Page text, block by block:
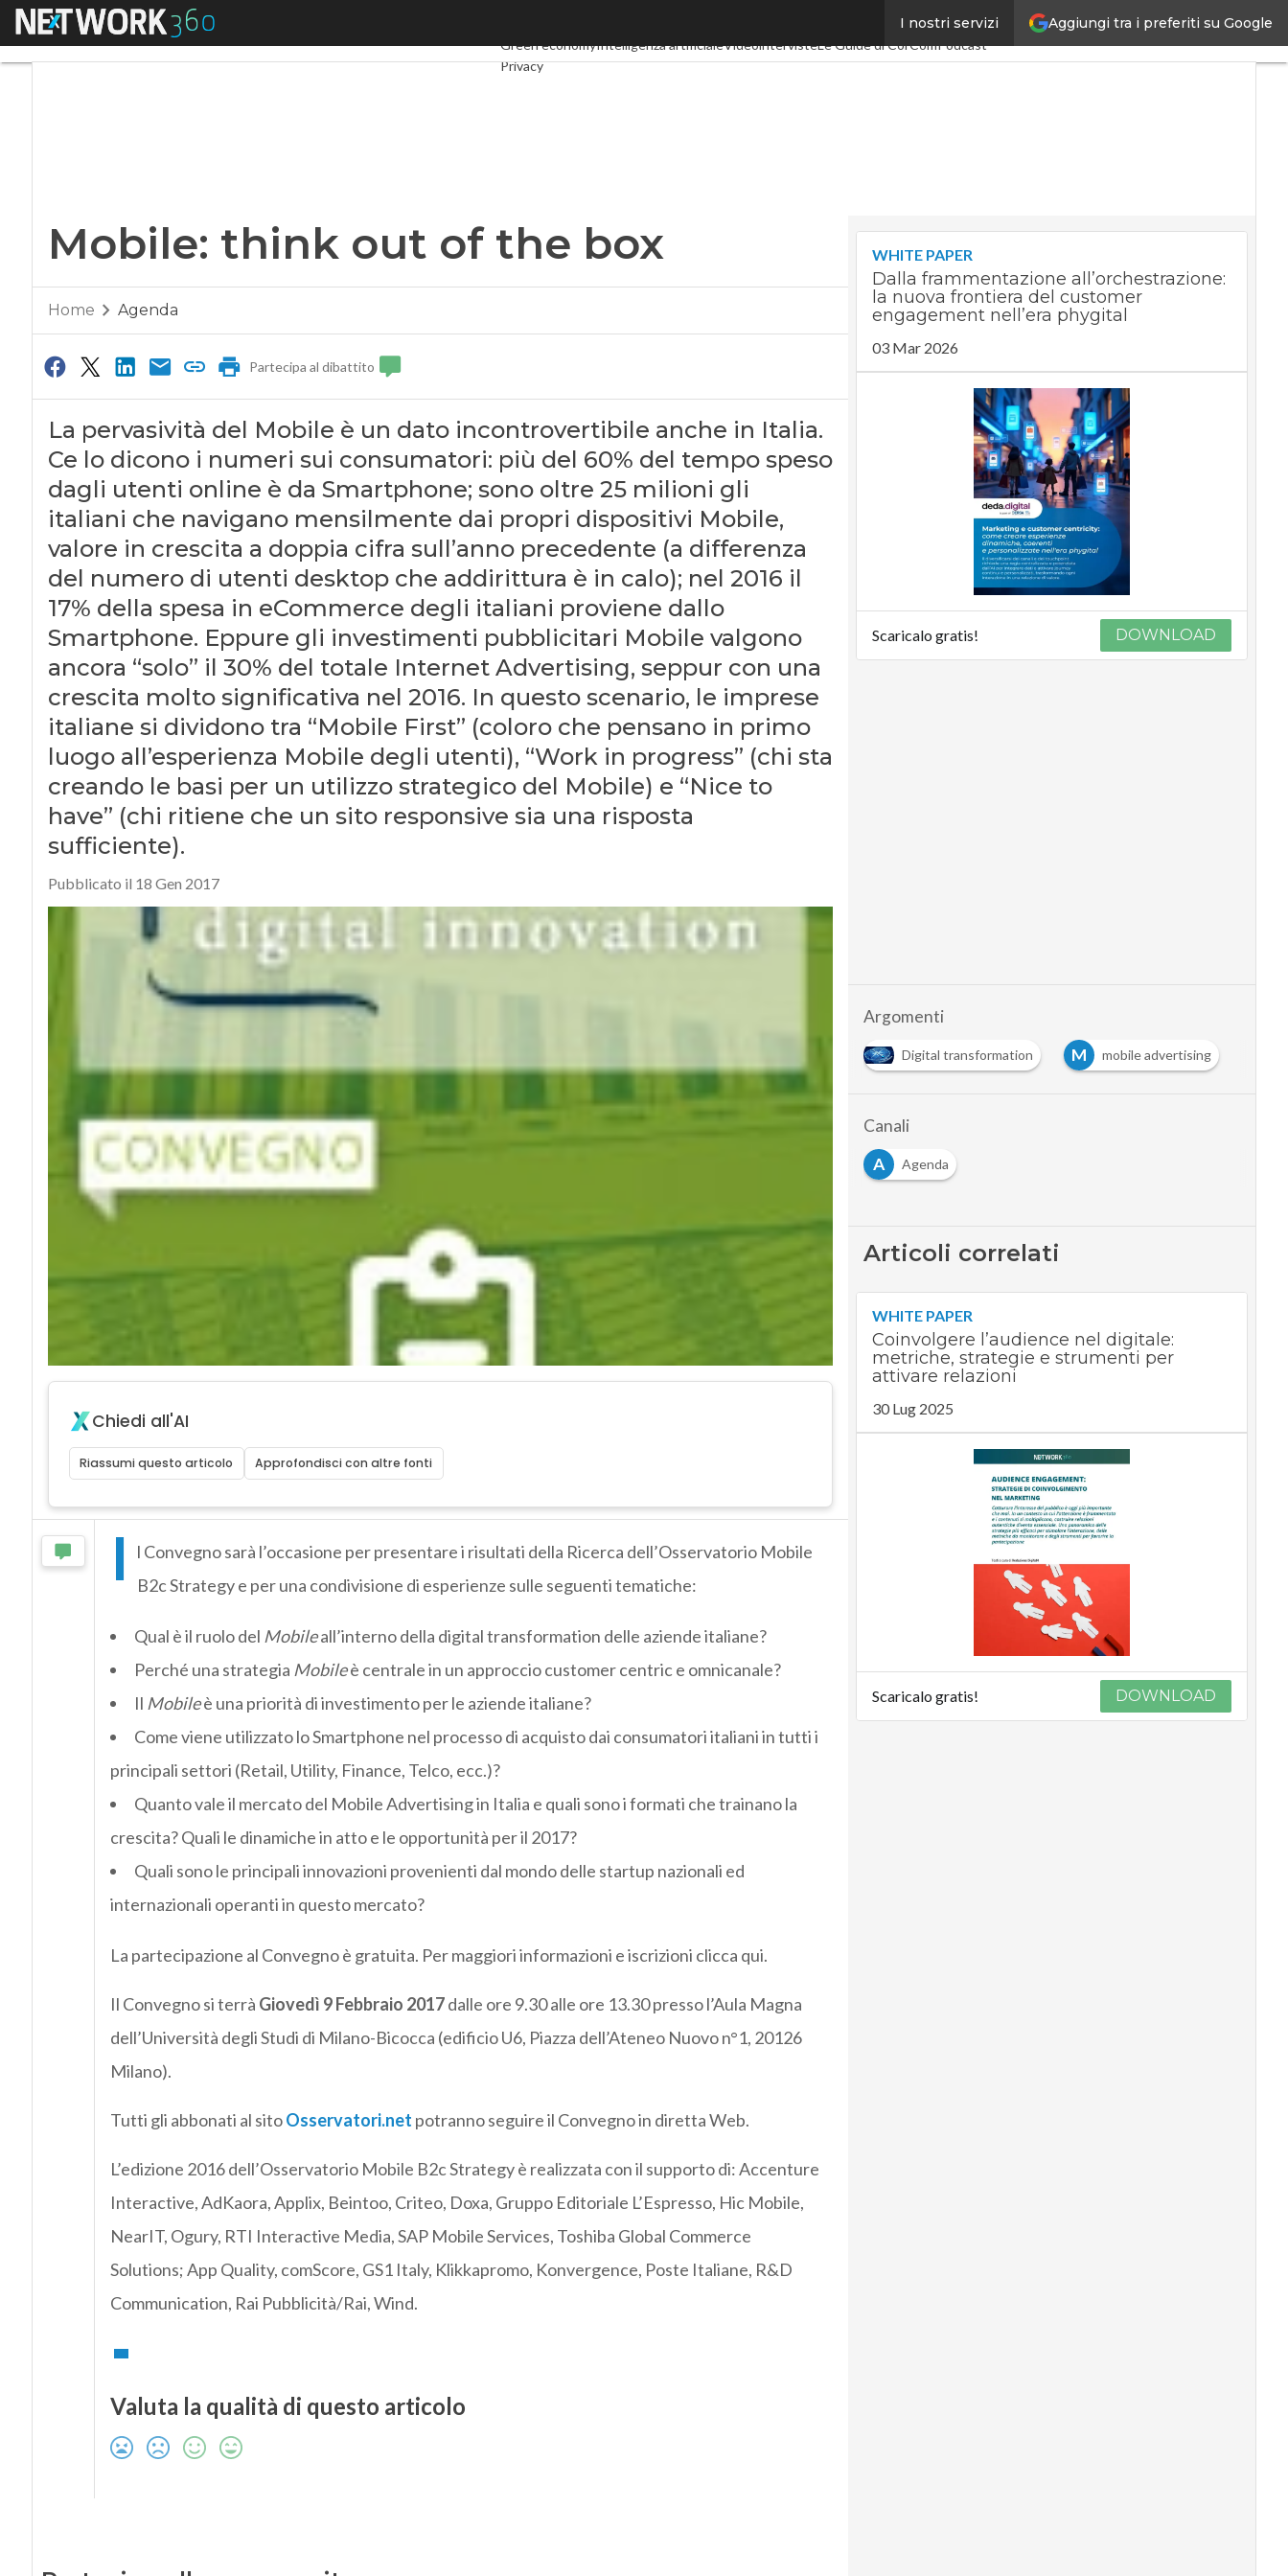
Aggiungi tra i preferiti su Google
I nostri servizi
Menu
PA Digitale
Green economyIntelligenza artificialeVideointervisteLe Guide di CorComPodcast
Privacy
Mobile: think out of the box
Home Agenda
Partecipa al dibattito
La pervasività del Mobile è un dato incontrovertibile anche in Italia.
Ce lo dicono i numeri sui consumatori: più del 60% del tempo speso
dagli utenti online è da Smartphone; sono oltre 25 milioni gli
italiani che navigano mensilmente dai propri dispositivi Mobile,
valore in crescita a doppia cifra sull’anno precedente (a differenza
del numero di utenti desktop che addirittura è in calo); nel 2016 il
17% della spesa in eCommerce degli italiani proviene dallo
Smartphone. Eppure gli investimenti pubblicitari Mobile valgono
ancora “solo” il 30% del totale Internet Advertising, seppur con una
crescita molto significativa nel 2016. In questo scenario, le imprese
italiane si dividono tra “Mobile First” (coloro che pensano in primo
luogo all’esperienza Mobile degli utenti), “Work in progress” (chi sta
creando le basi per un utilizzo strategico del Mobile) e “Nice to
have” (chi ritiene che un sito responsive sia una risposta
sufficiente).
Pubblicato il 18 Gen 2017
Chiedi all'AI
Riassumi questo articolo Approfondisci con altre fonti
I
l Convegno sarà l’occasione per presentare i risultati della Ricerca dell’Osservatorio Mobile
B2c Strategy e per una condivisione di esperienze sulle seguenti tematiche:
Qual è il ruolo del Mobileall’interno della digital transformation delle aziende italiane?
Perché una strategia Mobileè centrale in un approccio customer centric e omnicanale?
Il Mobileè una priorità di investimento per le aziende italiane?
Come viene utilizzato lo Smartphone nel processo di acquisto dai consumatori italiani in tutti i
principali settori (Retail, Utility, Finance, Telco, ecc.)?
Quanto vale il mercato del Mobile Advertising in Italia e quali sono i formati che trainano la
crescita? Quali le dinamiche in atto e le opportunità per il 2017?
Quali sono le principali innovazioni provenienti dal mondo delle startup nazionali ed
internazionali operanti in questo mercato?
La partecipazione al Convegno è gratuita. Per maggiori informazioni e iscrizioni clicca qui.
Il Convegno si terrà Giovedì 9 Febbraio 2017dalle ore 9.30 alle ore 13.30 presso l’Aula Magna
dell’Università degli Studi di Milano-Bicocca (edificio U6, Piazza dell’Ateneo Nuovo n°1, 20126
Milano).
Tutti gli abbonati al sitoOsservatori.net potranno seguire il Convegno in diretta Web.
L’edizione 2016 dell’Osservatorio Mobile B2c Strategy è realizzata con il supporto di: Accenture
Interactive, AdKaora, Applix, Beintoo, Criteo, Doxa, Gruppo Editoriale L’Espresso, Hic Mobile,
NearIT, Ogury, RTI Interactive Media, SAP Mobile Services, Toshiba Global Commerce
Solutions; App Quality, comScore, GS1 Italy, Klikkapromo, Konvergence, Poste Italiane, R&D
Communication, Rai Pubblicità/Rai, Wind.
Valuta la qualità di questo articolo
WHITE PAPER
Dalla frammentazione all’orchestrazione:
la nuova frontiera del customer
engagement nell’era phygital
03 Mar 2026
Scaricalo gratis! DOWNLOAD
Argomenti
Digital transformation M mobile advertising
Canali
A
Agenda
Articoli correlati
WHITE PAPER
Coinvolgere l’audience nel digitale:
metriche, strategie e strumenti per
attivare relazioni
30 Lug 2025
Scaricalo gratis! DOWNLOAD